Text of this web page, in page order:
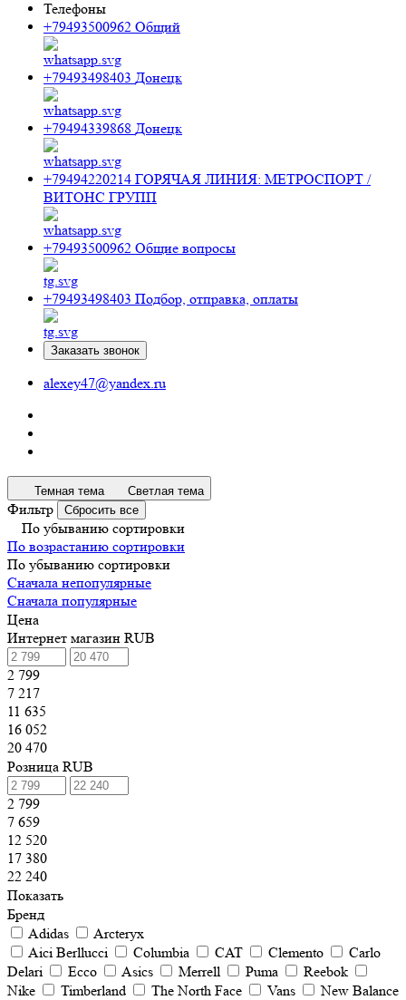
Телефоны
+79493500962 Общий
+79493498403 Донецк
+79494339868 Донецк
+79494220214 ГОРЯЧАЯ ЛИНИЯ: МЕТРОСПОРТ /
ВИТОНС ГРУПП
+79493500962 Общие вопросы
+79493498403 Подбор, отправка, оплаты
Заказать звонок
alexey47@yandex.ru
Темная тема Светлая тема
Фильтр Сбросить все
По убыванию сортировки
По возрастанию сортировки
По убыванию сортировки
Сначала непопулярные
Сначала популярные
Цена
Интернет магазин RUB
2 799
7 217
11 635
16 052
20 470
Розница RUB
2 799
7 659
12 520
17 380
22 240
Показать
Бренд
Adidas
Arcteryx
Aici Berllucci
Columbia CAT Clemento
Carlo
Delari
Ecco Asics Merrell Puma
Reebok
Nike
Timberland The North Face Vans
New Balance